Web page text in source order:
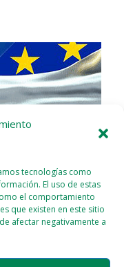
tecnologías como
El uso de estas
el comportamiento
que existen en este sitio
afectar negativamente a